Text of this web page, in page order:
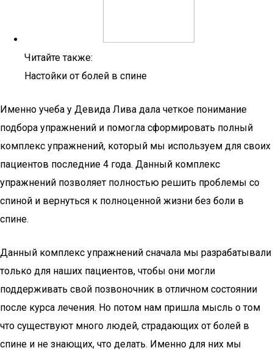
Читайте также:
Настойки от болей в спине
Именно учеба у Девида Лива дала четкое понимание
подбора упражнений и помогла сформировать полный
комплекс упражнений, который мы используем для своих
пациентов последние 4 года. Данный комплекс
упражнений позволяет полностью решить проблемы со
спиной и вернуться к полноценной жизни без боли в
спине.
Данный комплекс упражнений сначала мы разрабатывали
только для наших пациентов, чтобы они могли
поддерживать свой позвоночник в отличном состоянии
после курса лечения. Но потом нам пришла мысль о том
что существуют много людей, страдающих от болей в
спине и не знающих, что делать. Именно для них мы